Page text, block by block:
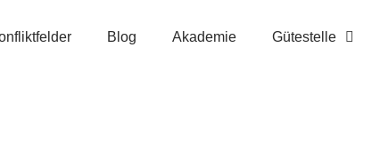
Blog Akademie Gütestelle